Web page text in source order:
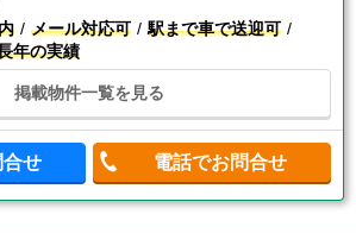
メール対応可
駅まで車で送迎可
年の実績
掲載物件一覧を見る
せ 電話でお問合せ